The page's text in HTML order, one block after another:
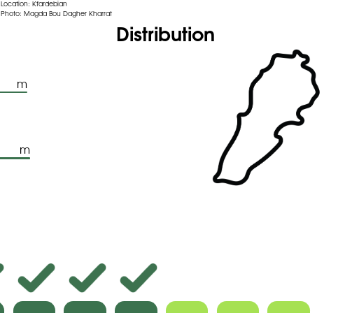
Location: Kfardebian
Photo: Magda Bou Dagher Kharrat
m
m
Distribution